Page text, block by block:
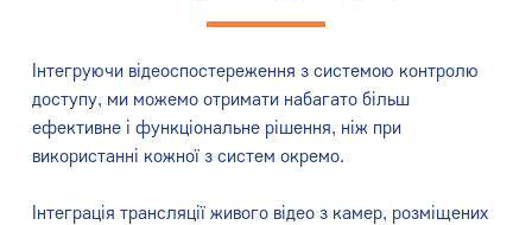
Інтегруючи відеоспостереження з системою контролю
доступу, ми можемо отримати набагато більш
ефективне і функціональне рішення, ніж при
використанні кожної з систем окремо.
Інтеграція трансляції живого відео з камер, розміщених